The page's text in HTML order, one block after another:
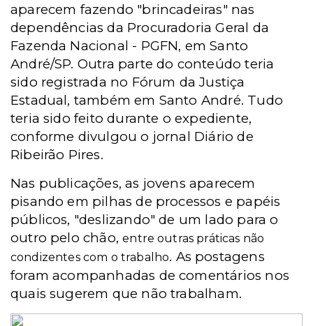
aparecem fazendo "brincadeiras" nas
dependências da Procuradoria Geral da
Fazenda Nacional - PGFN, em Santo
André/SP. Outra parte do conteúdo teria
sido registrada no Fórum da Justiça
Estadual, também em Santo André. Tudo
teria sido feito durante o expediente,
conforme divulgou o jornal Diário de
Ribeirão Pires.
Nas publicações, as jovens aparecem
pisando em pilhas de processos e papéis
públicos, "deslizando" de um lado para o
outro pelo chão,entre outras práticas não
condizentes com o trabalho. As postagens
foram acompanhadas de comentários nos
quais sugerem que não trabalham.